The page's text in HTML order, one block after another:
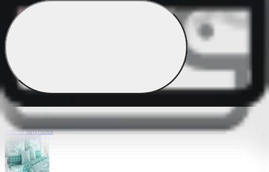
Pościel Dual Feel
Pościel z gładkiej bawełny
Pościel satynowa